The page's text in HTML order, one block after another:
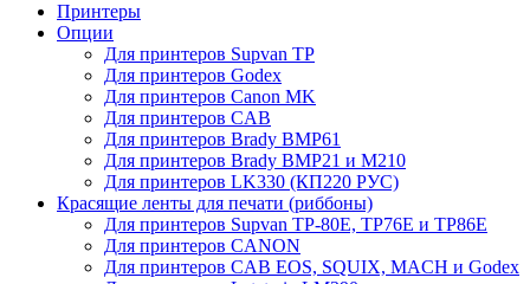
Принтеры
Опции
Для принтеров Supvan TP
Для принтеров Godex
Для принтеров Canon MK
Для принтеров CAB
Для принтеров Brady BMP61
Для принтеров Brady BMP21 и M210
Для принтеров LK330 (КП220 РУС)
Красящие ленты для печати (риббоны)
Для принтеров Supvan TP-80E, TP76E и TP86E
Для принтеров CANON
Для принтеров CAB EOS, SQUIX, MACH и Godex